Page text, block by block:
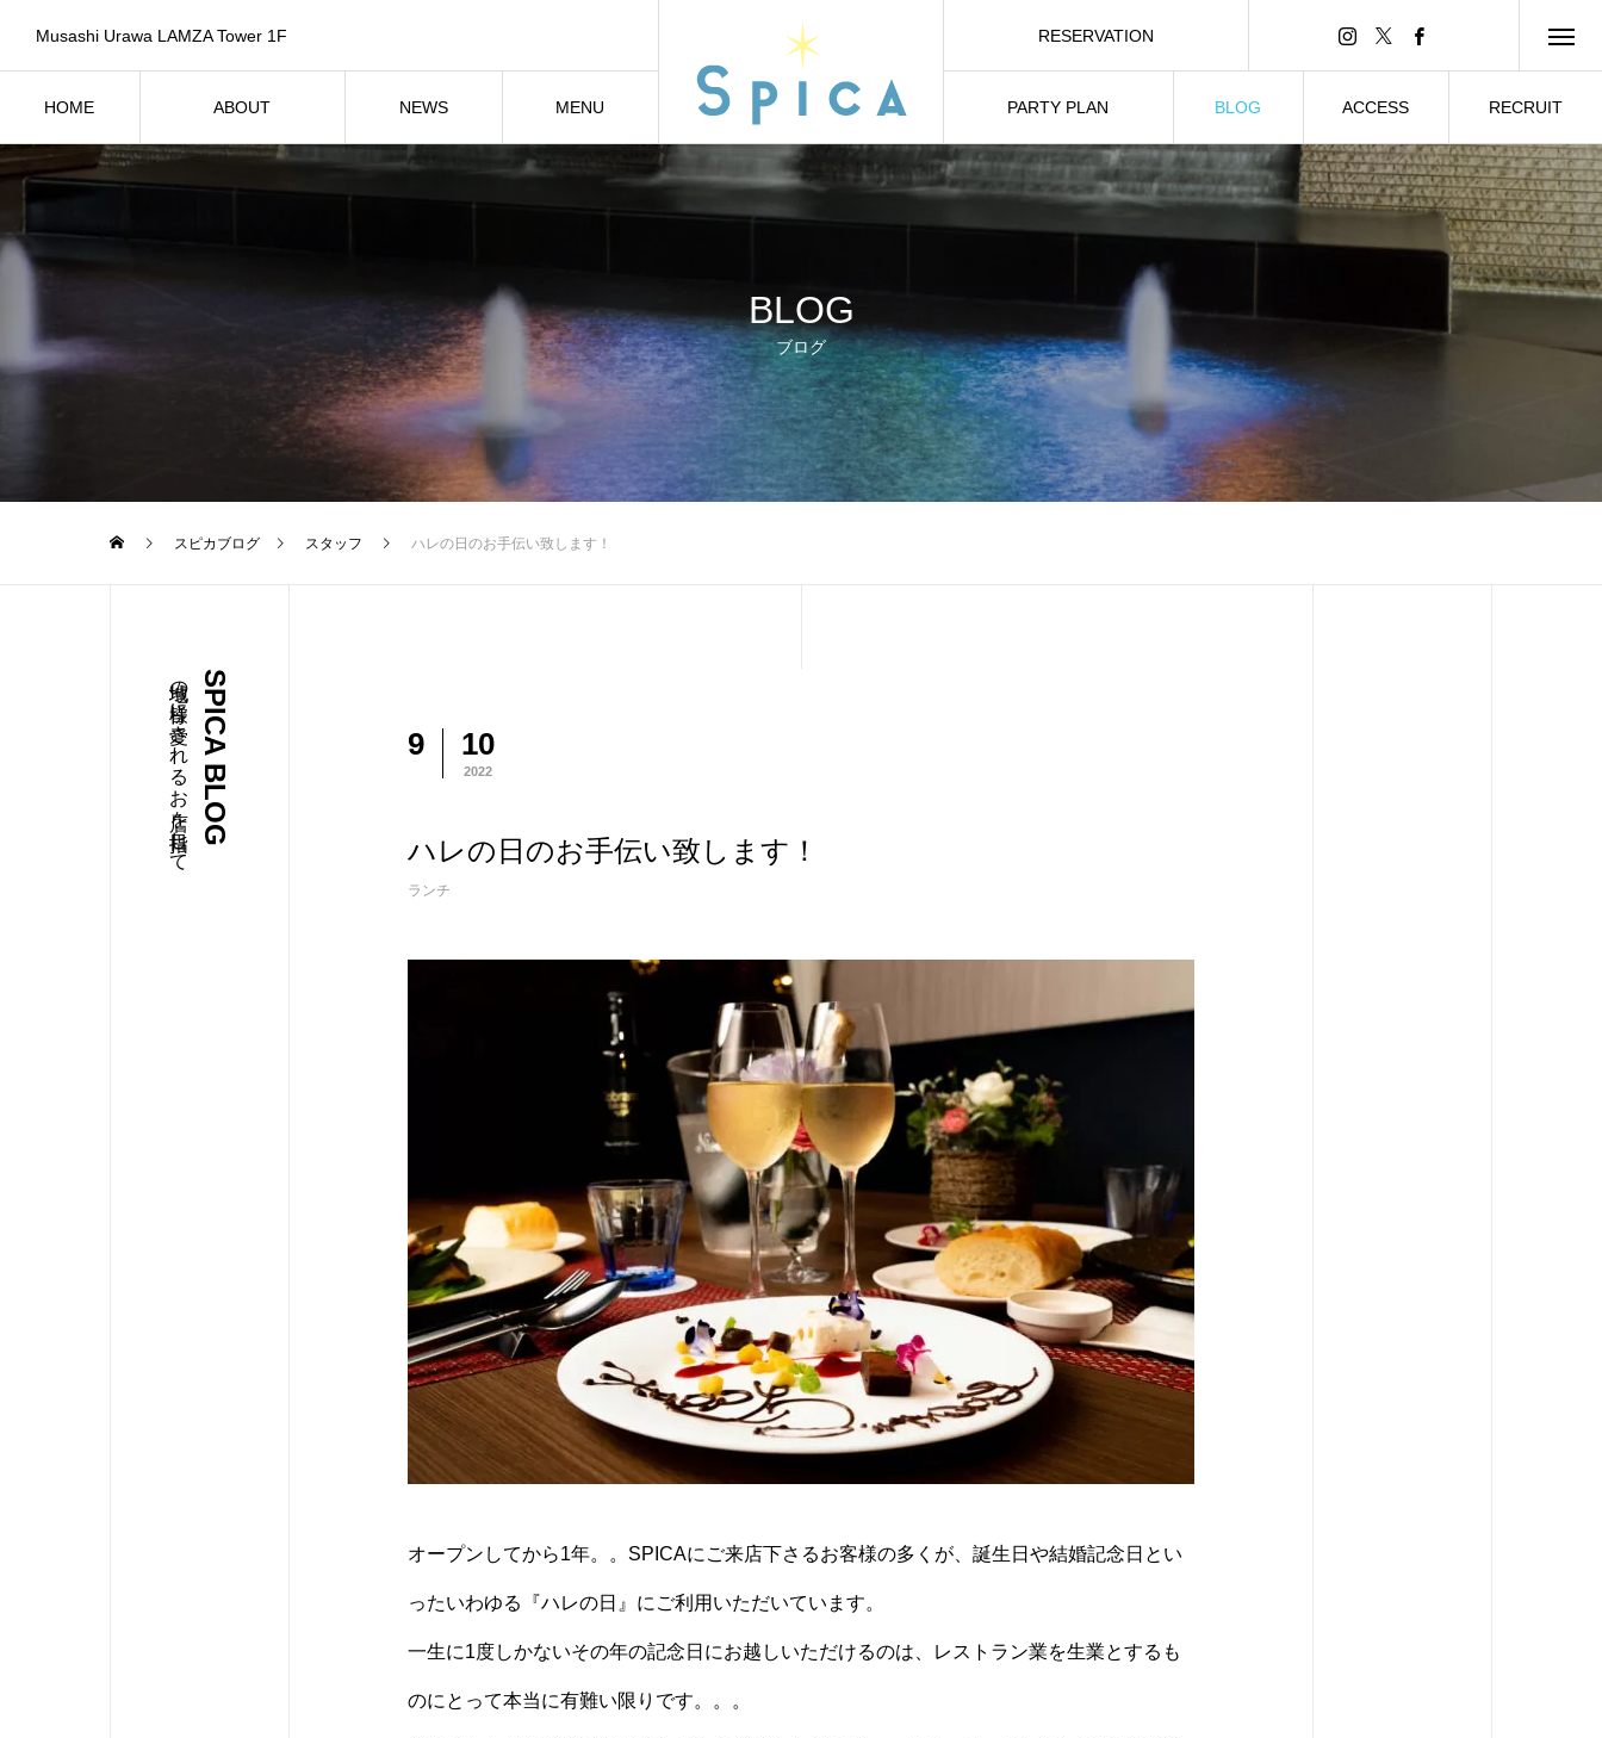
HOME
ABOUT
NEWS
MENU
PARTY PLAN
BLOG
ACCESS
RECRUIT
Musashi Urawa LAMZA Tower 1F
RESERVATION
BLOG
ブログ
スピカブログ スタッフ ハレの日のお手伝い致します！
SPICA BLOG
地域の皆様に愛されるお店を目指して 9 10
2022
ハレの日のお手伝い致します！
ランチ
オープンしてから1年。。SPICAにご来店下さるお客様の多くが、誕生日や結婚記念日とい
ったいわゆる『ハレの日』にご利用いただいています。
一生に1度しかないその年の記念日にお越しいただけるのは、レストラン業を生業とするも
のにとって本当に有難い限りです。。。